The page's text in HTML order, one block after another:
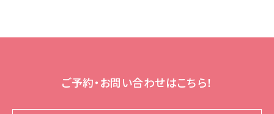
ご予約・お問い合わせはこちら！